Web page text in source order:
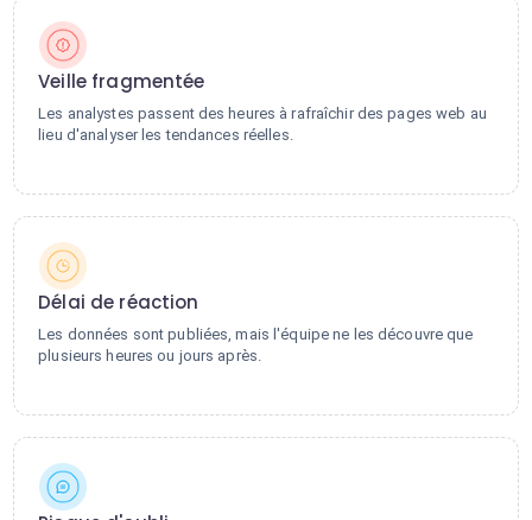
Veille fragmentée
Les analystes passent des heures à rafraîchir des pages web au
lieu d'analyser les tendances réelles.
Délai de réaction
Les données sont publiées, mais l'équipe ne les découvre que
plusieurs heures ou jours après.